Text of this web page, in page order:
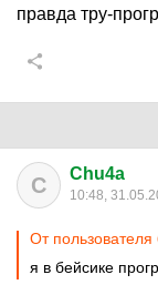
правда тру-
C Chu4a
10:48,
От пользователя
я в бейсике